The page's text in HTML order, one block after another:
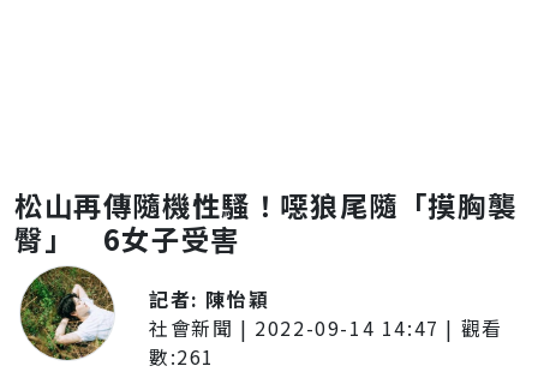
松山再傳隨機性騷！噁狼尾隨「摸胸襲
臀」 6女子受害
記者: 陳怡穎
社會新聞 | 2022-09-14 14:47 | 觀看
數:261